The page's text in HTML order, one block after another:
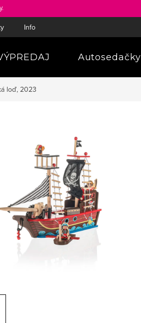
Informácie a poučenia pre spotrebiteľa
Autosedačky
loď, 2023